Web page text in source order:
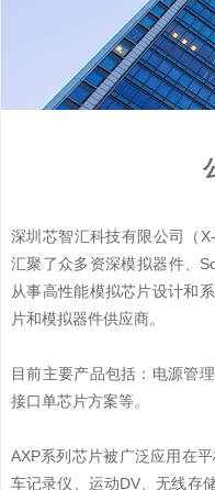
深圳芯智汇科技有限公司（
汇聚了众多资深模拟器件、
从事高性能模拟芯片设计和
片和模拟器件供应商。
目前主要产品包括：电源管
接口单芯片方案等。
AXP系列芯片被广泛应用在
车记录仪、运动DV、无线存